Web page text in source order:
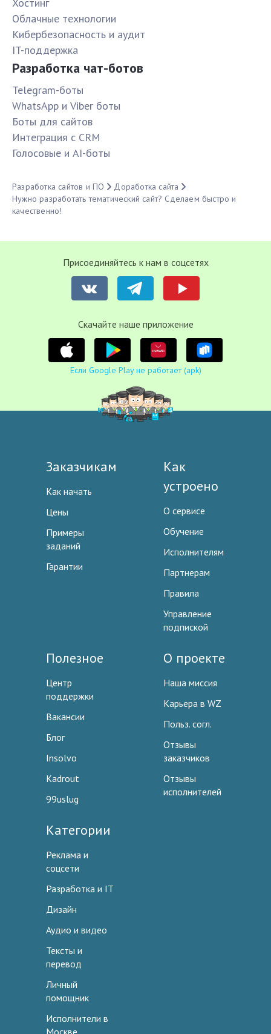
Хостинг
Облачные технологии
Кибербезопасность и аудит
IT-поддержка
Разработка чат-ботов
Telegram-боты
WhatsApp и Viber боты
Боты для сайтов
Интеграция с CRM
Голосовые и AI-боты
Разработка сайтов и ПО
Доработка сайта
Нужно разработать тематический сайт? Сделаем быстро и
качественно!
Присоединяйтесь к нам в соцсетях
Cкачайте наше приложение
Если Google Play не работает (apk)
Заказчикам
Как начать
Цены
Примеры
заданий
Гарантии
Как
устроено
О сервисе
Обучение
Исполнителям
Партнерам
Правила
Управление
подпиской
Полезное
Центр
поддержки
Вакансии
Блог
Insolvo
Kadrout
99uslug
О проекте
Наша миссия
Карьера в WZ
Польз. согл.
Отзывы
заказчиков
Отзывы
исполнителей
Категории
Реклама и
соцсети
Разработка и IT
Дизайн
Аудио и видео
Тексты и
перевод
Личный
помощник
Исполнители в